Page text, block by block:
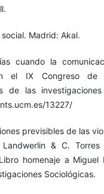
Madrid: Akal.
cuando la
el IX Congreso de
de las
13227/
previsibles de las
& C. Torres
homenaje a Miguel
Sociológicas.